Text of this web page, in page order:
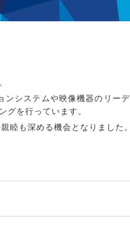
システムや映像機器のリー
を行っています。
睦も深める機会となりました。